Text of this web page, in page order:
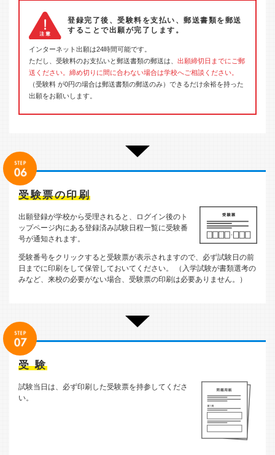
登録完了後、受験料を支払い、郵送書類を郵送
することで出願が完了します。
インターネット出願は24時間可能です。
ただし、受験料のお支払いと郵送書類の郵送は、 出願締切日までにご郵
送ください。締め切りに間に合わない場合は学校へご相談ください。
（受験料 が0円の場合は郵送書類の郵送のみ）できるだけ余裕を持った
出願をお願いします。
受験票の印刷
出願登録が学校から受理されると、ログイン後のト
ップページ内にある登録済み試験日程一覧に受験番
号が通知されます。
受験番号をクリックすると受験票が表示されますので、必ず試験日の前
日までに印刷をして保管しておいてください。 （入学試験が書類選考の
みなど、来校の必要がない場合、受験票の印刷は必要ありません。）
受 験
試験当日は、必ず印刷した受験票を持参してくださ
い。